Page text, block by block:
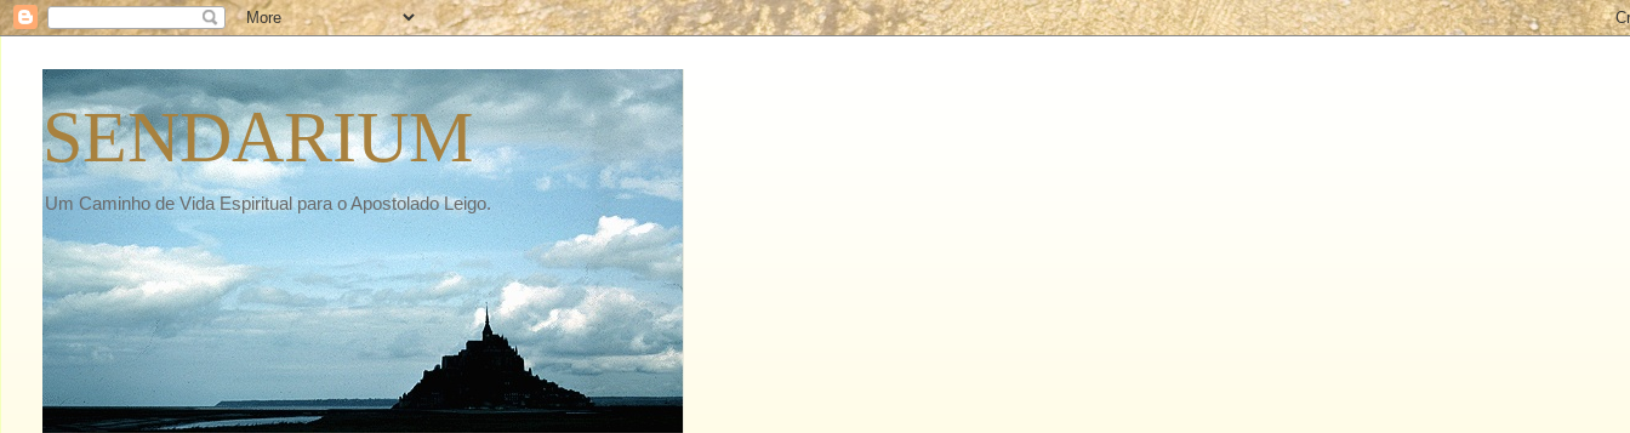
SENDARIUM
Um Caminho de Vida Espiritual para o Apostolado Leigo.